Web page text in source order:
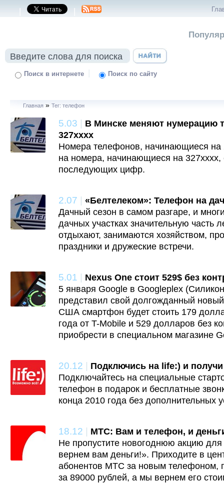
| |
Поиск в интернете | Поиск по сайту
Главная » Тег: телефон
5.03 | В Минске меняют нумерацию
327хххх
Номера телефонов, начинающиеся на
на номера, начинающиеся на 327хххх,
последующих цифр.
2.07 | «Белтелеком»: Телефон на
Дачный сезон в самом разгаре, и
дачных участках значительную часть
отдыхают, занимаются хозяйством,
праздники и дружеские встречи.
5.01 | Nexus One стоит 529$ без
5 января Google в Googleplex
представил свой долгожданный
США смартфон будет стоить 179
года от T-Mobile и 529 долларов без
приобрести в специальном магазине
20.12 | Подключись на life:) и
Подключайтесь на специальные
телефон в подарок и бесплатные
конца 2010 года без дополнительных
18.12 | МТС: Вам и телефон, и
Не пропустите новогоднюю акцию
вернем вам деньги!». Приходите в
абонентов МТС за новым телефоном,
за 89000 рублей, а мы вернем его